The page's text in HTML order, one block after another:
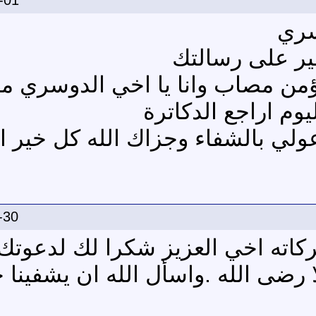
على رسالتك
مصاب وانا يا اخي
اراجع الدكاترة
بالشفاء وجزاك الله كل خير
30
اخي العزيز شكرا لك
الله .واسأل الله ان يشفينا